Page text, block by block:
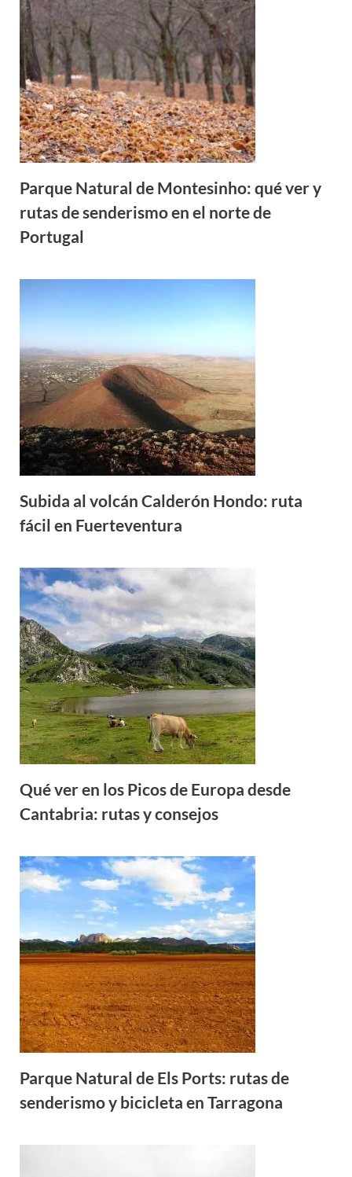
Parque Natural de Montesinho: qué ver y
rutas de senderismo en el norte de
Portugal
Subida al volcán Calderón Hondo: ruta
fácil en Fuerteventura
Qué ver en los Picos de Europa desde
Cantabria: rutas y consejos
Parque Natural de Els Ports: rutas de
senderismo y bicicleta en Tarragona